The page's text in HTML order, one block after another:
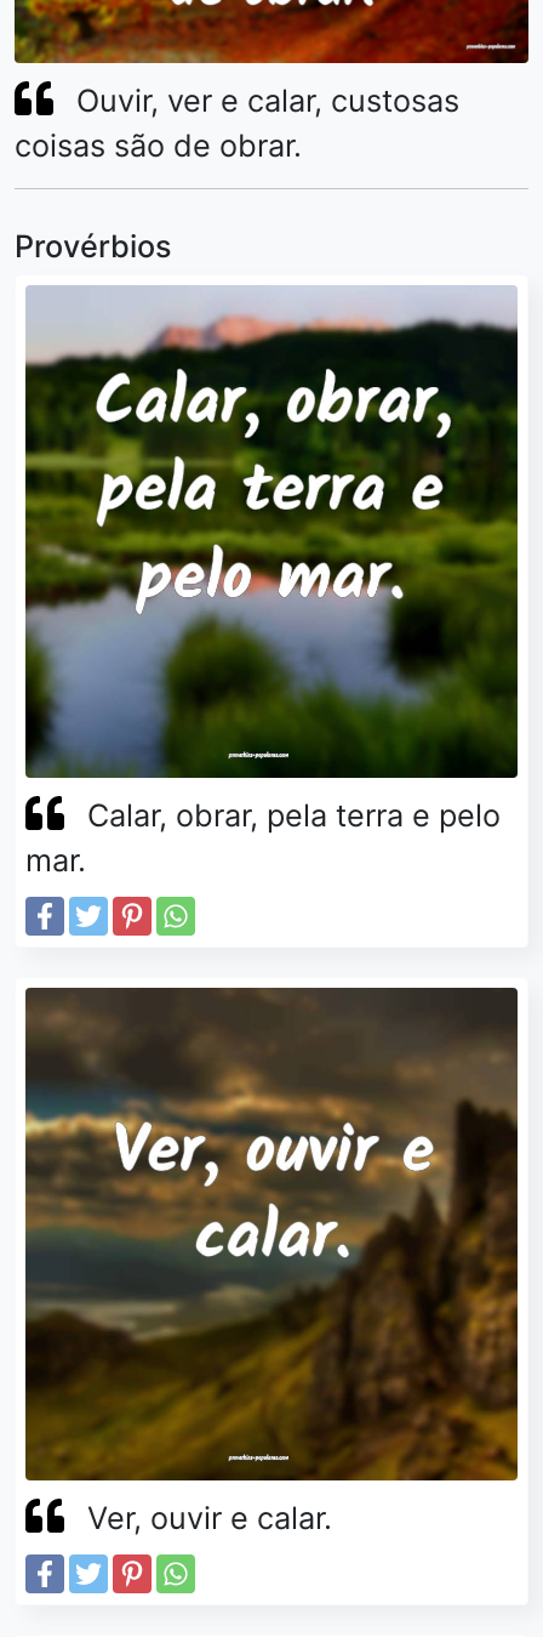
Ouvir, ver e calar, custosas
coisas são de obrar.
Provérbios
Calar, obrar, pela terra e pelo
mar.
Ver, ouvir e calar.